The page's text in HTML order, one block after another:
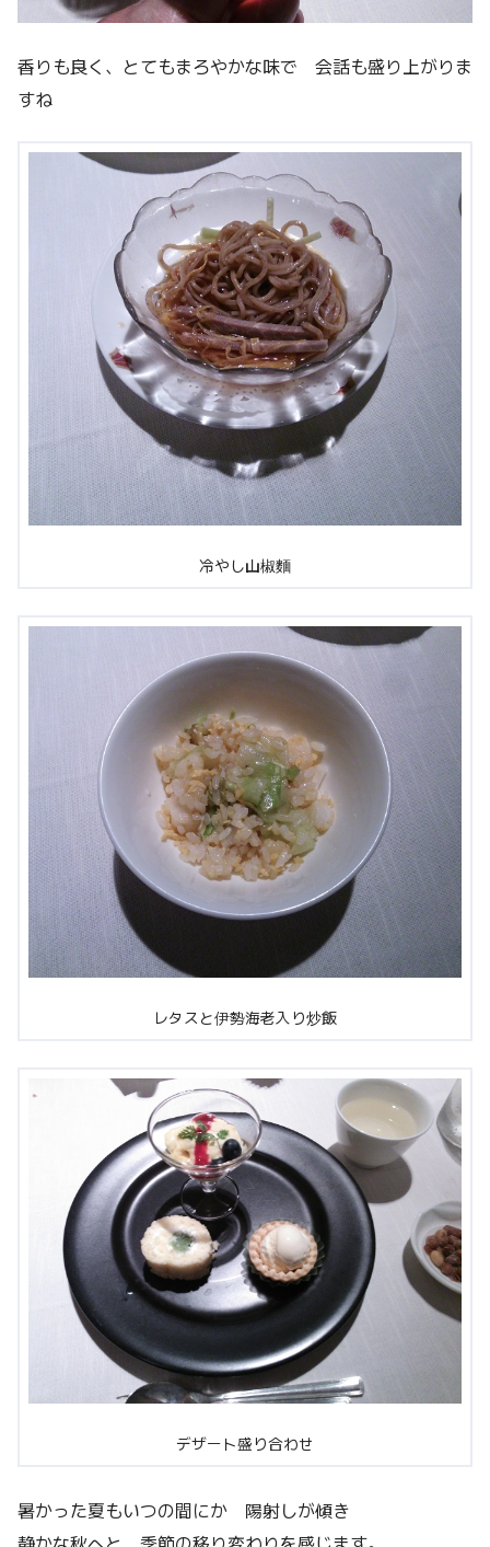
香りも良く、とてもまろやかな味で 会話も盛り上がりま
すね
冷やし山椒麵
レタスと伊勢海老入り炒飯
デザート盛り合わせ
暑かった夏もいつの間にか 陽射しが傾き